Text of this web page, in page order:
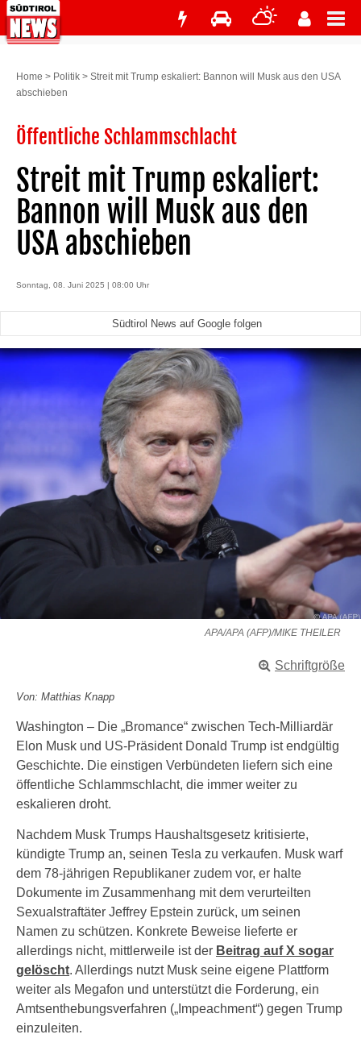
Home > Politik > Streit mit Trump eskaliert: Bannon will Musk aus den USA
abschieben
Öffentliche Schlammschlacht
Streit mit Trump eskaliert:
Bannon will Musk aus den
USA abschieben
Sonntag, 08. Juni 2025 | 08:00 Uhr
Südtirol News auf Google folgen
APA/APA (AFP)/MIKE THEILER
Schriftgröße
Von: Matthias Knapp
Washington – Die „Bromance“ zwischen Tech-Milliardär
Elon Musk und US-Präsident Donald Trump ist endgültig
Geschichte. Die einstigen Verbündeten liefern sich eine
öffentliche Schlammschlacht, die immer weiter zu
eskalieren droht.
Nachdem Musk Trumps Haushaltsgesetz kritisierte,
kündigte Trump an, seinen Tesla zu verkaufen. Musk warf
dem 78-jährigen Republikaner zudem vor, er halte
Dokumente im Zusammenhang mit dem verurteilten
Sexualstraftäter Jeffrey Epstein zurück, um seinen
Namen zu schützen. Konkrete Beweise lieferte er
allerdings nicht, mittlerweile ist der Beitrag auf X sogar
gelöscht. Allerdings nutzt Musk seine eigene Plattform
weiter als Megafon und unterstützt die Forderung, ein
Amtsenthebungsverfahren („Impeachment“) gegen Trump
einzuleiten.